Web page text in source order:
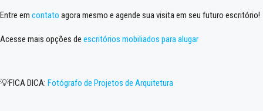
Entre em contato agora mesmo e agende sua visita em seu futuro escritório!
Acesse mais opções de escritórios mobiliados para alugar
💡FICA DICA: Fotógrafo de Projetos de Arquitetura